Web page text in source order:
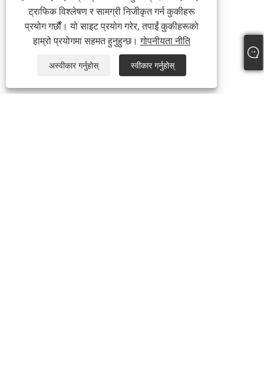
ट्राफिक विश्लेषण र सामग्री निजीकृत गर्न कुकीहरू
प्रयोग गर्छौं। यो साइट प्रयोग गरेर, तपाईं कुकीहरूको
हाम्रो प्रयोगमा सहमत हुनुहुन्छ।गोपनीयता नीति
अस्वीकार गर्नुहोस् स्वीकार गर्नुहोस्